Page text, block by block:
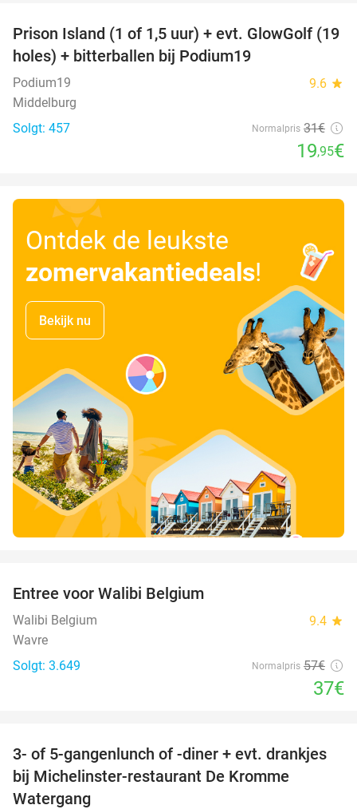
36%
Prison Island (1 of 1,5 uur) + evt. GlowGolf (19
holes) + bitterballen bij Podium19
Podium19 9.6 star
Middelburg
Solgt: 457
Normalpris 31€
19,95€
Ontdek de leukste
zomervakantiedeals!
Bekijk nu
Entree voor Walibi Belgium
Walibi Belgium 9.4 star
Wavre
Solgt: 3.649
Normalpris 57€
37€
16%
3- of 5-gangenlunch of -diner + evt. drankjes
bij Michelinster-restaurant De Kromme
Watergang